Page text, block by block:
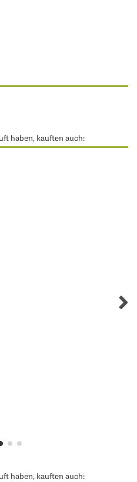
haben, kauften auch:
haben, kauften auch: